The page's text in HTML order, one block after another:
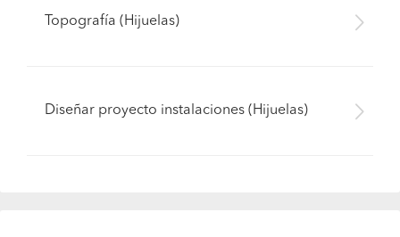
Topografía (Hijuelas)
Diseñar proyecto instalaciones (Hijuelas)